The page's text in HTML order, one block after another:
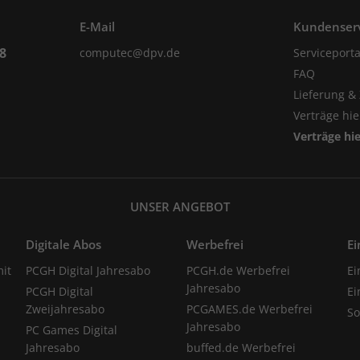
E-Mail
computec@dpv.de
FAQ
Lieferung &
Verträge
Verträge
UNSER ANGEBOT
Digitale Abos
PCGH Digital Jahresabo
PCGH Digital
Zweijahresabo
PC Games Digital
Jahresabo
Werbefrei
PCGH.de Werbefrei
Jahresabo
PCGAMES.de Werbefrei
Jahresabo
buffed.de Werbefrei